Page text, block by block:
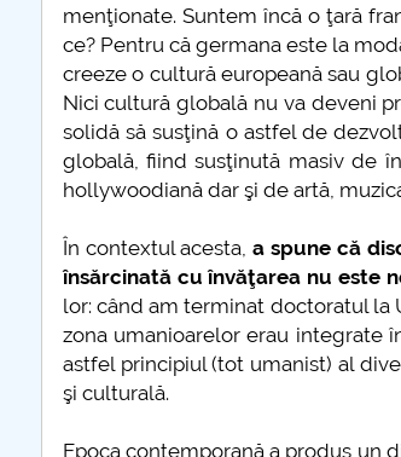
menţionate. Suntem încă o ţară
ce? Pentru că germana este la
creeze o cultură europeană sau
Nici cultură globală nu va deveni
solidă să susţină o astfel de
globală, fiind susţinută masiv de
hollywoodiană dar şi de artă,
În contextul acesta,a spune că
însărcinată cu învăţarea nu este
lor: când am terminat doctoratul la
zona umanioarelor erau integrate
astfel principiul (tot umanist) al
şi culturală.
Epoca contemporană a produs un